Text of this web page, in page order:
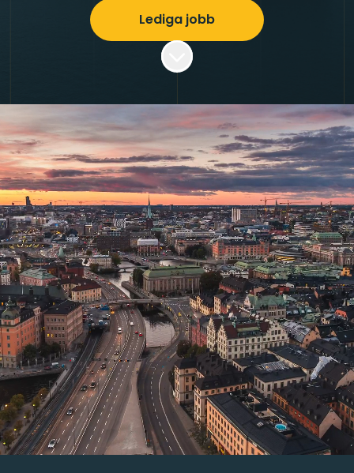
Lediga jobb
Skrolla för mer innehåll
Public Cloud made
in Sweden